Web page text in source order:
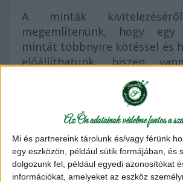
Az Ön adatainak védelme fontos a
Mi és partnereink tárolunk és/vagy férünk
egy eszközön, például sütik formájában, és
dolgozunk fel, például egyedi azonosítókat
információkat, amelyeket az eszköz
A minták
megemlítenünk, hogy egy
mintát többnyire kötéssel és
előállíthatunk, hiszen
hasonló végeredményt
illetve horgolás leírások.
tennünk azonban, hogy
melyek elkészítése csak és
horgolás technikájával
például a nagyi négyzet,
legegyszerűbbet említsem.